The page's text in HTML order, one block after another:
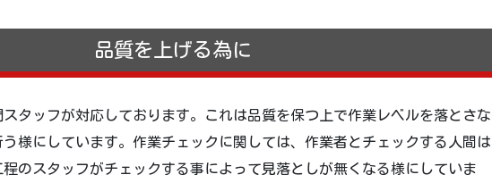
品質を上げる為に
タッフが対応しております。これは品質を保つ上で作業レベルを落とさな
様にしています。作業チェックに関しては、作業者とチェックする人間は
のスタッフがチェックする事によって見落としが無くなる様にしていま